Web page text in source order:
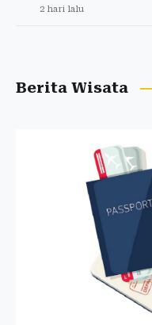
2 hari lalu
Berita Wisata